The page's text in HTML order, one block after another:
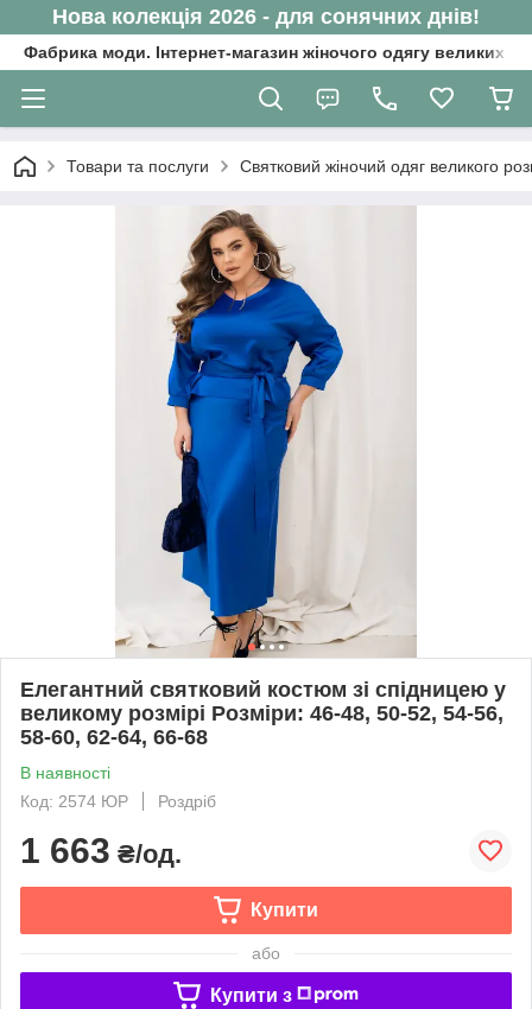
Нова колекція 2026 - для сонячних днів!
Фабрика моди. Інтернет-магазин жіночого одягу великих
Товари та послуги Святковий жіночий одяг великого
Елегантний святковий костюм зі спідницею у
великому розмірі Розміри: 46-48, 50-52, 54-56,
58-60, 62-64, 66-68
В наявності
Код: 2574 ЮР
Роздріб
1 663 ₴/од.
Купити
або
Купити з